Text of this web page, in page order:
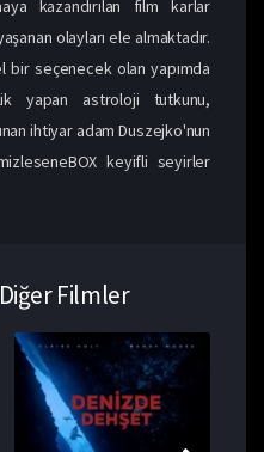
kazandırılan film karlar
olayları ele almaktadır.
seçenecek olan yapımda
yapan astroloji tutkunu,
ihtiyar adam Duszejko'nun
keyifli seyirler
Filmler